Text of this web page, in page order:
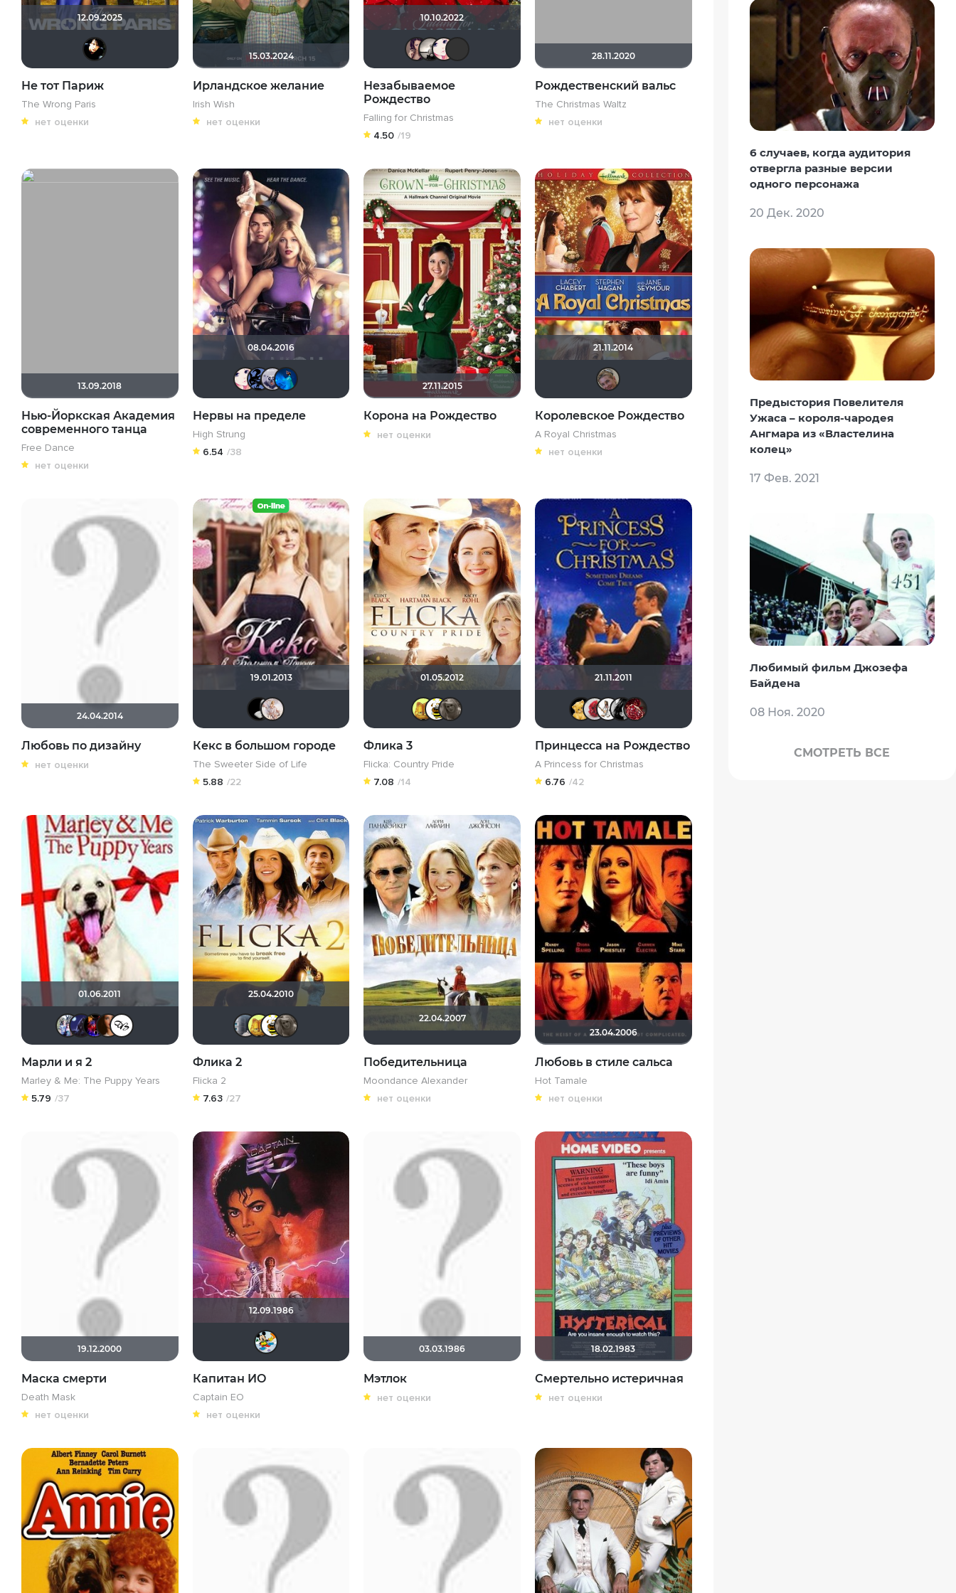
12.09.2025
sem1980
Не тот Париж
The Wrong Paris
нет оценки
15.03.2024
Ирландское желание
Irish Wish
нет оценки
10.10.2022
Рижанка
Via ad inferos
LouisDeFunes
Незабываемое
Рождество
Falling for Christmas
4.50 /19
28.11.2020
Рождественский вальс
The Christmas Waltz
нет оценки
13.09.2018
Нью-Йоркская Академия
современного танца
Free Dance
нет оценки
08.04.2016
Via ad inferos
Anastasika ROmanov
АНГЕЛ
Нервы на пределе
High Strung
6.54 /38
27.11.2015
Корона на Рождество
нет оценки
21.11.2014
Viktorija Danilevskaja
Королевское Рождество
A Royal Christmas
нет оценки
24.04.2014
Любовь по дизайну
нет оценки
19.01.2013
Кекс в большом городе
The Sweeter Side of Life
5.88 /22
01.05.2012
Флика 3
Flicka: Country Pride
7.08 /14
21.11.2011
Алина28
Принцесса на Рождество
A Princess for Christmas
6.76 /42
01.06.2011
Риша_88 Дмитрий_ Vespa
Марли и я 2
Marley & Me: The Puppy Years
5.79 /37
25.04.2010
Флика 2
Flicka 2
7.63 /27
22.04.2007
Победительница
Moondance Alexander
нет оценки
23.04.2006
Любовь в стиле сальса
Hot Tamale
нет оценки
19.12.2000
Маска смерти
Death Mask
нет оценки
12.09.1986
Хельга44_46
Капитан ИО
Captain EO
нет оценки
03.03.1986
Мэтлок
нет оценки
18.02.1983
Смертельно истеричная
нет оценки
6 случаев, когда аудитория
отвергла разные версии
одного персонажа
20 Дек. 2020
Предыстория Повелителя
Ужаса – короля-чародея
Ангмара из «Властелина
колец»
17 Фев. 2021
Любимый фильм Джозефа
Байдена
08 Ноя. 2020
СМОТРЕТЬ ВСЕ